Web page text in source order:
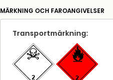
MÄRKNING OCH FAROANGIVELSER
Transport­märkning: